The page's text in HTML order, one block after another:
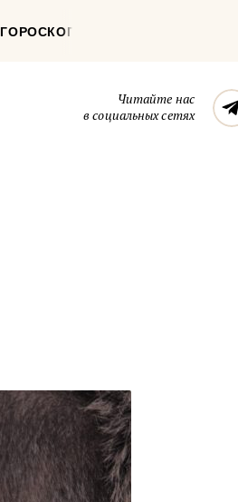
ГОРОСКОП
Читайте нас
в социальных сетях